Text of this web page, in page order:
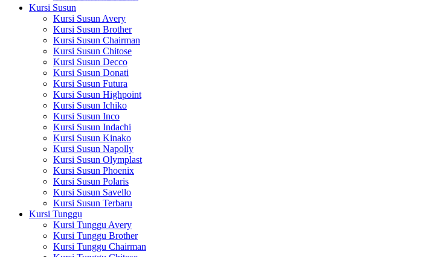
Kursi Susun
Kursi Susun Avery
Kursi Susun Brother
Kursi Susun Chairman
Kursi Susun Chitose
Kursi Susun Decco
Kursi Susun Donati
Kursi Susun Futura
Kursi Susun Highpoint
Kursi Susun Ichiko
Kursi Susun Inco
Kursi Susun Indachi
Kursi Susun Kinako
Kursi Susun Napolly
Kursi Susun Olymplast
Kursi Susun Phoenix
Kursi Susun Polaris
Kursi Susun Savello
Kursi Susun Terbaru
Kursi Tunggu
Kursi Tunggu Avery
Kursi Tunggu Brother
Kursi Tunggu Chairman